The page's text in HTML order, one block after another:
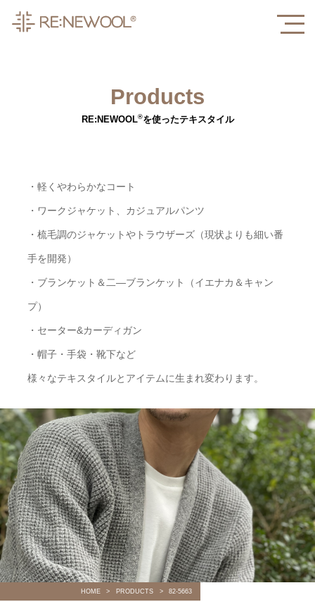
RE:NEWOOL®を使ったテキスタイル
Products
・軽くやわらかなコート
・ワークジャケット、カジュアルパンツ
・梳毛調のジャケットやトラウザーズ（現状よりも細い番
手を開発）
・ブランケット＆二―ブランケット（イエナカ＆キャン
プ）
・セーター&カーディガン
・帽子・手袋・靴下など
様々なテキスタイルとアイテムに生まれ変わります。
HOME PRODUCTS 82-5663